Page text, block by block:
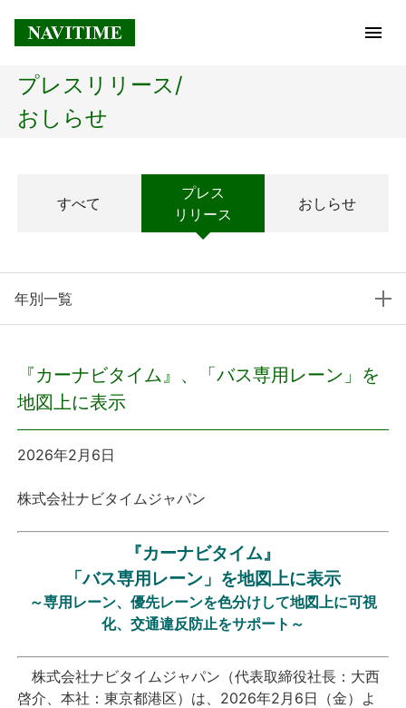
トップページ
経営理念
プレスリリース
プレスリリース
おしらせ
個人向けサービス
法人向けサービス
採用情報
プレスリリース/
おしらせ
すべて
プレス
リリース
おしらせ
年別一覧
『カーナビタイム』、「バス専用レーン」を
地図上に表示
2026年2月6日
株式会社ナビタイムジャパン
『カーナビタイム』
「バス専用レーン」を地図上に表示
～専用レーン、優先レーンを色分けして地図上に可視
化、交通違反防止をサポート～
株式会社ナビタイムジャパン（代表取締役社長：大西
啓介、本社：東京都港区）は、2026年2月6日（金）よ